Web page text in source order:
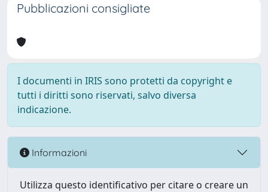
Pubblicazioni consigliate
I documenti in IRIS sono protetti da copyright e
tutti i diritti sono riservati, salvo diversa
indicazione.
Informazioni
Utilizza questo identificativo per citare o creare un